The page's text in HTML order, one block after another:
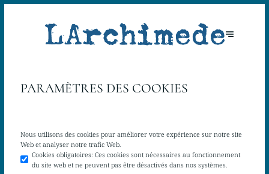
PARAMÈTRES DES COOKIES
Nous utilisons des cookies pour améliorer votre expérience sur notre site
Web et analyser notre trafic Web.
Cookies obligatoires: Ces cookies sont nécessaires au fonctionnement
du site web et ne peuvent pas être désactivés dans nos systèmes.